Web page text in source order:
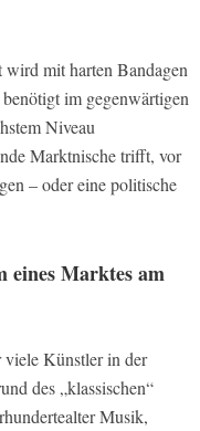
mit harten Bandagen
im gegenwärtigen
Niveau
Marktnische trifft, vor
– oder eine politische
eines Marktes am
Künstler in der
des „klassischen“
Musik,